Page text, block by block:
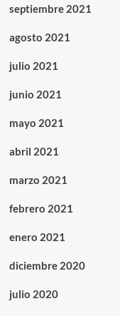
septiembre 2021
agosto 2021
julio 2021
junio 2021
mayo 2021
abril 2021
marzo 2021
febrero 2021
enero 2021
diciembre 2020
julio 2020